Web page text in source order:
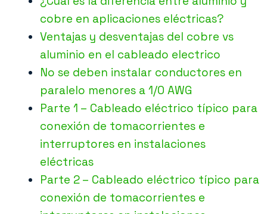
cobre en aplicaciones eléctricas?
Ventajas y desventajas del cobre vs
aluminio en el cableado electrico
No se deben instalar conductores en
paralelo menores a 1/0 AWG
Parte 1 – Cableado eléctrico típico para
conexión de tomacorrientes e
interruptores en instalaciones
eléctricas
Parte 2 – Cableado eléctrico típico para
conexión de tomacorrientes e